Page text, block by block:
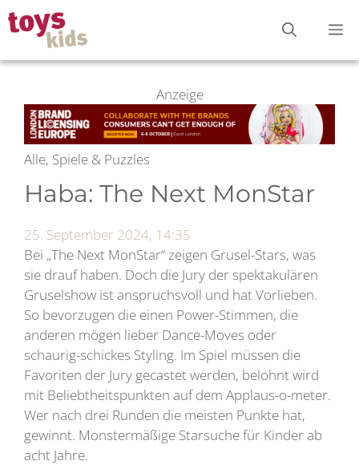
Zum
Inhalt
springen
Anzeige
Alle, Spiele & Puzzles
Haba: The Next MonStar
25. September 2024, 14:35
Bei „The Next MonStar“ zeigen Grusel-Stars, was
sie drauf haben. Doch die Jury der spektakulären
Gruselshow ist anspruchsvoll und hat Vorlieben.
So bevorzugen die einen Power-Stimmen, die
anderen mögen lieber Dance-Moves oder
schaurig-schickes Styling. Im Spiel müssen die
Favoriten der Jury gecastet werden, belohnt wird
mit Beliebtheitspunkten auf dem Applaus-o-meter.
Wer nach drei Runden die meisten Punkte hat,
gewinnt. Monstermäßige Starsuche für Kinder ab
acht Jahre.